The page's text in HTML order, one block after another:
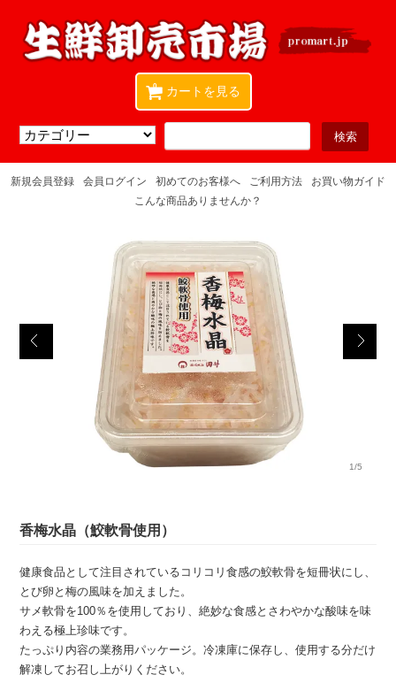
カートを見る
0
新規会員登録 会員ログイン 初めてのお客様へ ご利用方法
お買い物ガイド
こんな商品ありませんか？
1/5
香梅水晶（鮫軟骨使用）
健康食品として注目されているコリコリ食感の鮫軟骨を短冊状にし、
とび卵と梅の風味を加えました。
サメ軟骨を100％を使用しており、絶妙な食感とさわやかな酸味を味
わえる極上珍味です。
たっぷり内容の業務用パッケージ。冷凍庫に保存し、使用する分だけ
解凍してお召し上がりください。